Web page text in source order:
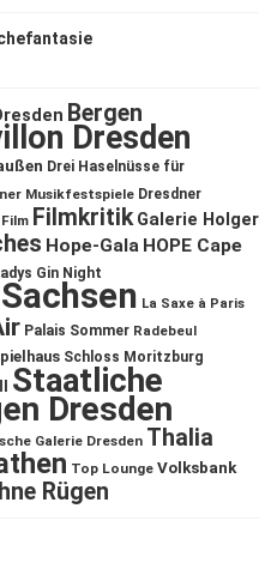
Bergen
Dresden
Drei Haselnüsse für
Musikfestspiele Dresdner
Film Filmkritik Galerie Holger
Hope-Gala HOPE Cape
Gin Night
La Saxe à Paris
Palais Sommer Radebeul
Schloss Moritzburg
Staatliche
Dresden
Galerie Dresden Thalia
Top Lounge Volksbank
Rügen